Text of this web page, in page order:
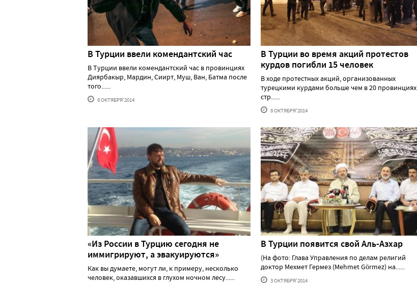
В Турции ввели комендантский час
В Турции ввели комендантский час в провинциях
Диярбакыр, Мардин, Сиирт, Муш, Ван, Батма после
того......
8 ОКТЯБРЯ'2014
В Турции во время акций протестов
курдов погибли 15 человек
В ходе протестных акций, организованных
турецкими курдами больше чем в 20 провинциях
стр......
8 ОКТЯБРЯ'2014
«Из России в Турцию сегодня не
иммигрируют, а эвакуируются»
Как вы думаете, могут ли, к примеру, несколько
человек, оказавшихся в глухом ночном лесу......
В Турции появится свой Аль-Азхар
(На фото: Глава Управления по делам религий
доктор Мехмет Гермез (Mehmet Görmez) на......
3 ОКТЯБРЯ'2014